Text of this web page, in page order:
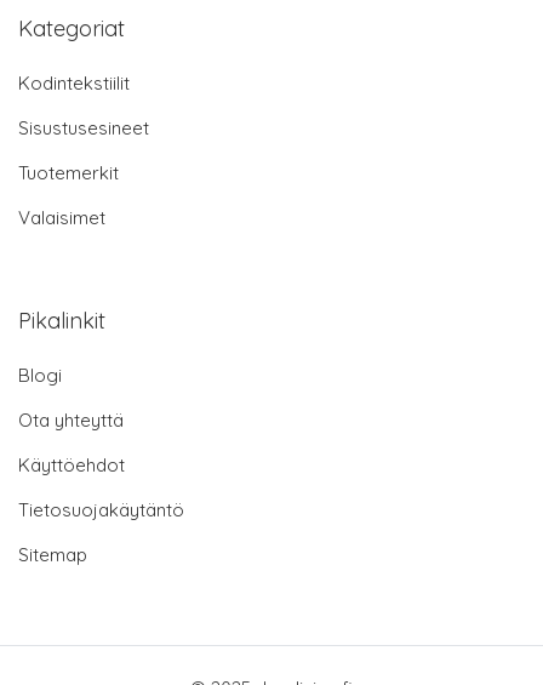
Kategoriat
Kodintekstiilit
Sisustusesineet
Tuotemerkit
Valaisimet
Pikalinkit
Blogi
Ota yhteyttä
Käyttöehdot
Tietosuojakäytäntö
Sitemap